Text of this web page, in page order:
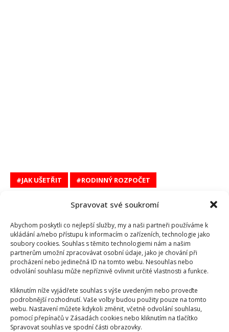
Spravovat své soukromí
Abychom poskytli co nejlepší služby, my a naši partneři používáme k
ukládání a/nebo přístupu k informacím o zařízeních, technologie jako
soubory cookies. Souhlas s těmito technologiemi nám a našim
partnerům umožní zpracovávat osobní údaje, jako je chování při
procházení nebo jedinečná ID na tomto webu. Nesouhlas nebo
odvolání souhlasu může nepříznivě ovlivnit určité vlastnosti a funkce.
Kliknutím níže vyjádřete souhlas s výše uvedeným nebo proveďte
podrobnější rozhodnutí. Vaše volby budou použity pouze na tomto
webu. Nastavení můžete kdykoli změnit, včetně odvolání souhlasu,
pomocí přepínačů v Zásadách cookies nebo kliknutím na tlačítko
Spravovat souhlas ve spodní části obrazovky.
JAK UŠETŘIT RODINNÝ ROZPOČET
Nikol Bláhová
SOUVISEJÍCÍ ČLÁNKY